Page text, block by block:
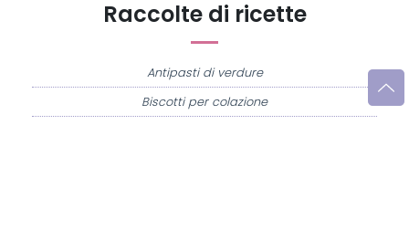
Raccolte di ricette
Antipasti di verdure
Biscotti per colazione